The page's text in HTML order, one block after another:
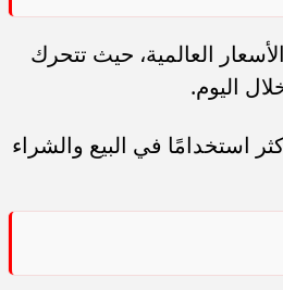
العالمية، حيث تتحرك
اليوم.
استخدامًا في البيع والشراء